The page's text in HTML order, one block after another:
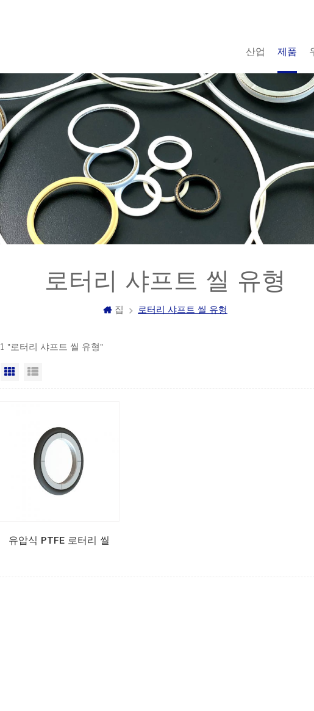
산업 제품
로터리 샤프트 ​​씰 유형
집 로터리 샤프트 ​​씰 유형
1 "로터리 샤프트 ​​씰 유형"
격자보기
유압식 PTFE 로터리 씰